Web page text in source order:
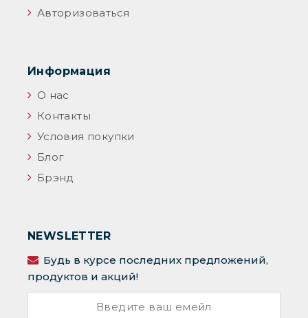
Авторизоваться
Информация
О нас
Контакты
Условия покупки
Блог
Брэнд
NEWSLETTER
Будь в курсе последних предложений,
продуктов и акций!